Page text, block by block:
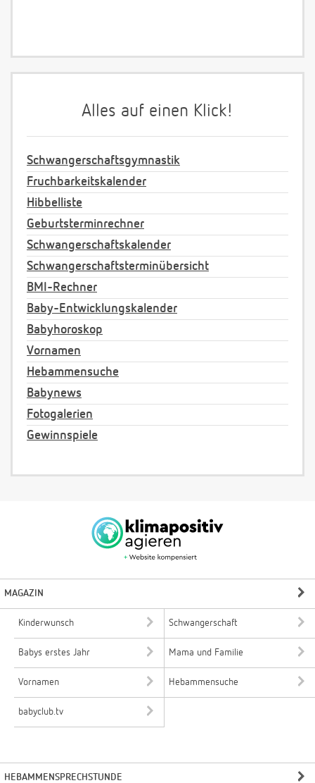
Alles auf einen Klick!
Schwangerschaftsgymnastik
Fruchbarkeitskalender
Hibbelliste
Geburtsterminrechner
Schwangerschaftskalender
Schwangerschaftsterminübersicht
BMI-Rechner
Baby-Entwicklungskalender
Babyhoroskop
Vornamen
Hebammensuche
Babynews
Fotogalerien
Gewinnspiele
MAGAZIN
Kinderwunsch Schwangerschaft
Babys erstes Jahr Mama und Familie
Vornamen Hebammensuche
babyclub.tv
HEBAMMENSPRECHSTUNDE